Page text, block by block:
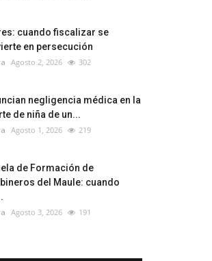
cuando fiscalizar se
en persecución
Agosto 2, 2026 302
negligencia médica en la
de niña de un...
Agosto 1, 2026 219
de Formación de
del Maule: cuando
Agosto 3, 2026 191